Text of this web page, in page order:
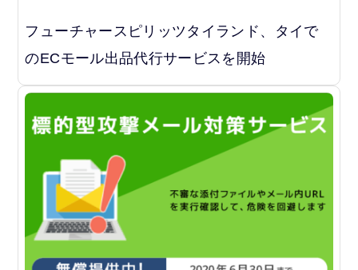
フューチャースピリッツタイランド、タイで
のECモール出品代行サービスを開始